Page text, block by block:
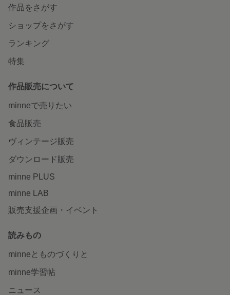
作品をさがす
ショップをさがす
ランキング
特集
作品販売について
minneで売りたい
食品販売
ヴィンテージ販売
ダウンロード販売
minne PLUS
minne LAB
販売支援企画・イベント
読みもの
minneとものづくりと
minne学習帖
ニュース